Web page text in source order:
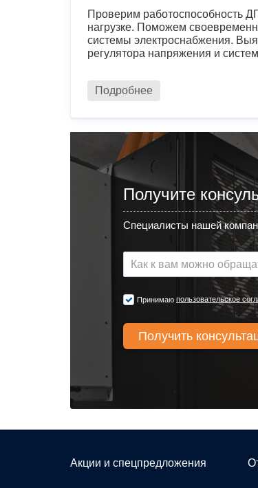
Проверим работоспособность
нагрузке. Поможем
системы электроснабжения.
регулятора напряжения и
Подробнее
Получите
Специалисты нашей
Принимаю пользовательское
Акции и спецпредложения